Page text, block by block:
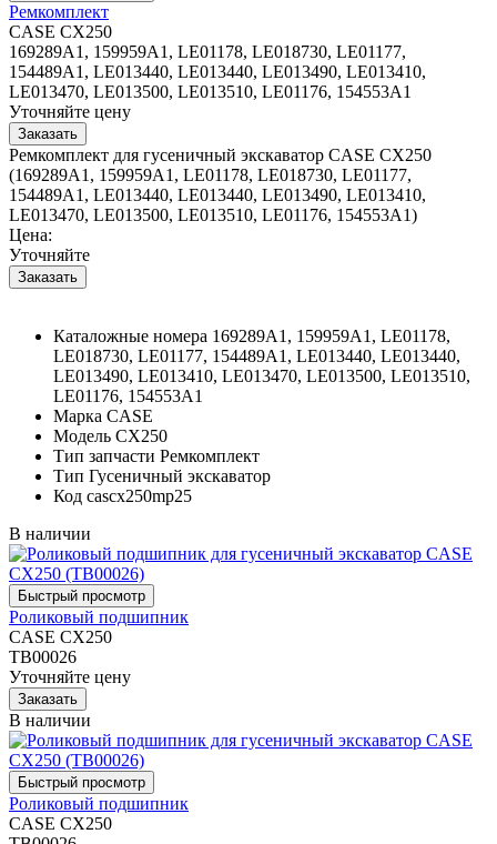
Ремкомплект
CASE CX250
169289A1, 159959A1, LE01178, LE018730, LE01177,
154489A1, LE013440, LE013440, LE013490, LE013410,
LE013470, LE013500, LE013510, LE01176, 154553A1
Уточняйте цену
Ремкомплект для гусеничный экскаватор CASE CX250
(169289A1, 159959A1, LE01178, LE018730, LE01177,
154489A1, LE013440, LE013440, LE013490, LE013410,
LE013470, LE013500, LE013510, LE01176, 154553A1)
Цена:
Уточняйте
Каталожные номера 169289A1, 159959A1, LE01178,
LE018730, LE01177, 154489A1, LE013440, LE013440,
LE013490, LE013410, LE013470, LE013500, LE013510,
LE01176, 154553A1
Марка CASE
Модель CX250
Тип запчасти Ремкомплект
Тип Гусеничный экскаватор
Код cascx250mp25
В наличии
Роликовый подшипник
CASE CX250
TB00026
Уточняйте цену
В наличии
Роликовый подшипник
CASE CX250